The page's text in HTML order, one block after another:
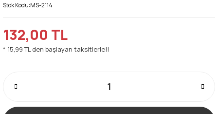
Stok Kodu:MS-2114
132,00 TL
* 15,99 TL den başlayan taksitlerle!!